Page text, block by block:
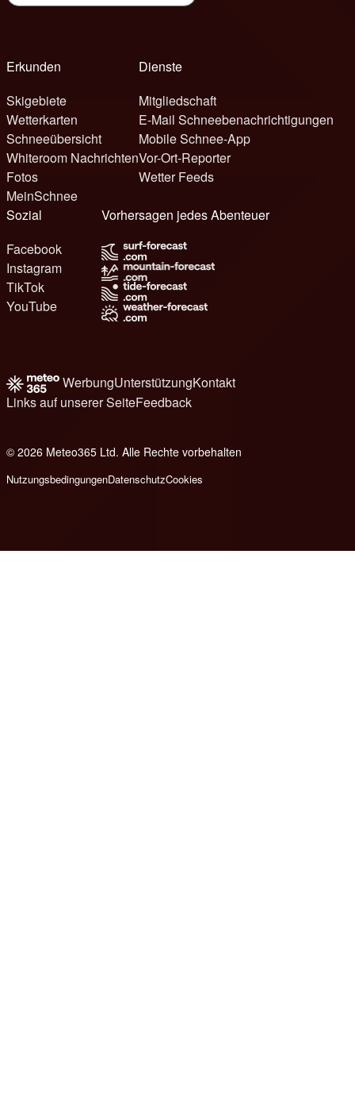
Erkunden
Skigebiete
Wetterkarten
Schneeübersicht
Whiteroom Nachrichten
Fotos
MeinSchnee
Dienste
Mitgliedschaft
E-Mail Schneebenachrichtigungen
Mobile Schnee-App
Vor-Ort-Reporter
Wetter Feeds
Sozial
Facebook
Instagram
TikTok
YouTube
Vorhersagen jedes Abenteuer
WerbungUnterstützungKontakt
Links auf unserer SeiteFeedback
© 2026 Meteo365 Ltd. Alle Rechte vorbehalten
NutzungsbedingungenDatenschutzCookies